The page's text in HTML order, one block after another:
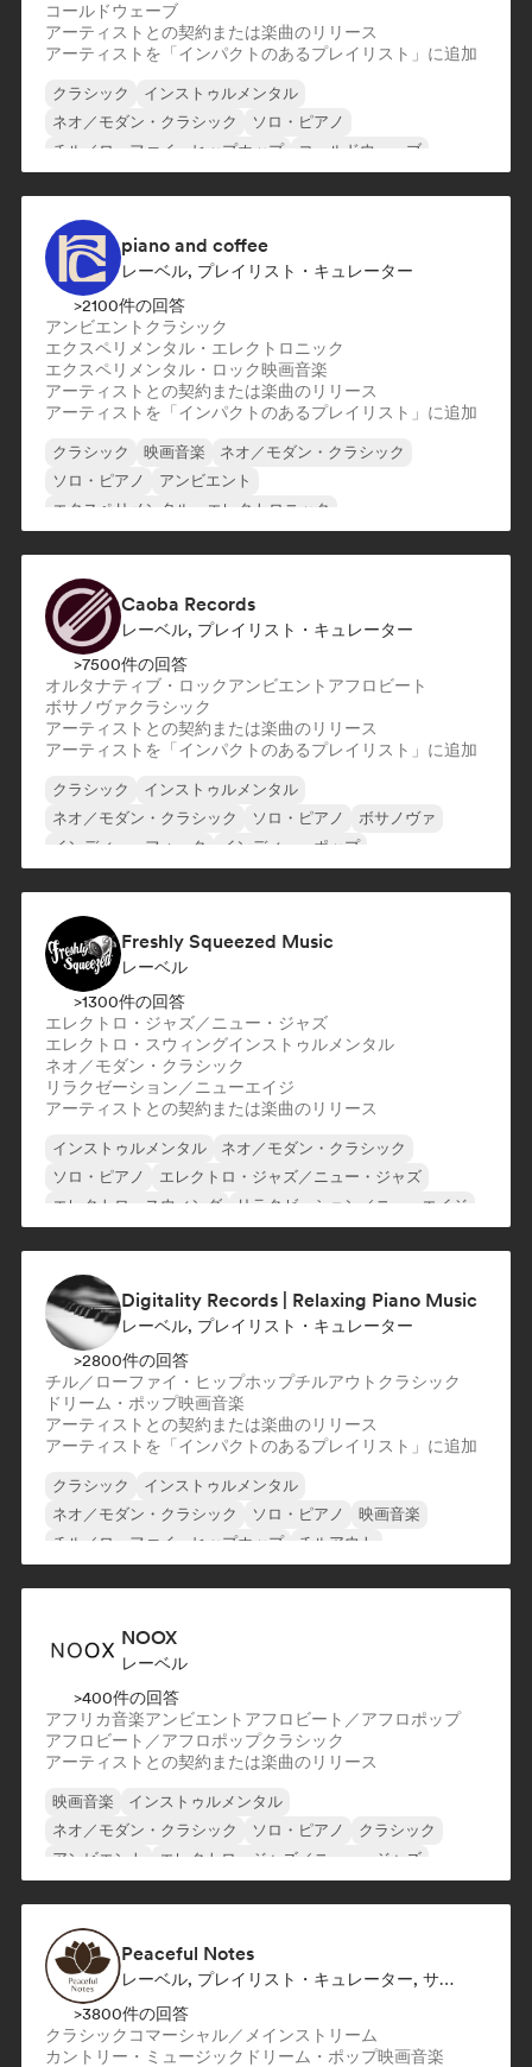
コールドウェーブ
アーティストとの契約または楽曲のリリース
アーティストを「インパクトのあるプレイリスト」に追加
クラシック
インストゥルメンタル
ネオ／モダン・クラシック
ソロ・ピアノ
チル／ローファイ・ヒップホップ
コールドウェーブ
piano and coffee
レーベル, プレイリスト・キュレーター
>2100件の回答
アンビエント クラシック
エクスペリメンタル・エレクトロニック
エクスペリメンタル・ロック映画音楽
アーティストとの契約または楽曲のリリース
アーティストを「インパクトのあるプレイリスト」に追加
クラシック 映画音楽
ネオ／モダン・クラシック
ソロ・ピアノ
アンビエント
エクスペリメンタル・エレクトロニック
Caoba Records
レーベル, プレイリスト・キュレーター
>7500件の回答
オルタナティブ・ロックアンビエント アフロビート
ボサノヴァクラシック
アーティストとの契約または楽曲のリリース
アーティストを「インパクトのあるプレイリスト」に追加
クラシック
インストゥルメンタル
ネオ／モダン・クラシック
ソロ・ピアノ
ボサノヴァ
インディー・フォーク
インディー・ポップ
Freshly Squeezed Music
レーベル
>1300件の回答
エレクトロ・ジャズ／ニュー・ジャズ
エレクトロ・スウィングインストゥルメンタル
ネオ／モダン・クラシック
リラクゼーション／ニューエイジ
アーティストとの契約または楽曲のリリース
インストゥルメンタル
ネオ／モダン・クラシック
ソロ・ピアノ
エレクトロ・ジャズ／ニュー・ジャズ
エレクトロ・スウィング
リラクゼーション／ニューエイジ
Digitality Records | Relaxing Piano Music
レーベル, プレイリスト・キュレーター
>2800件の回答
チル／ローファイ・ヒップホップチルアウト クラシック
ドリーム・ポップ映画音楽
アーティストとの契約または楽曲のリリース
アーティストを「インパクトのあるプレイリスト」に追加
クラシック
インストゥルメンタル
ネオ／モダン・クラシック
ソロ・ピアノ
映画音楽
チル／ローファイ・ヒップホップ
チルアウト
NOOX
レーベル
>400件の回答
アフリカ音楽アンビエント アフロビート／アフロポップ
アフロビート／アフロポップクラシック
アーティストとの契約または楽曲のリリース
映画音楽
インストゥルメンタル
ネオ／モダン・クラシック
ソロ・ピアノ
クラシック
アンビエント
エレクトロ・ジャズ／ニュー・ジャズ
Peaceful Notes
レーベル, プレイリスト・キュレーター, サウンドエキスパート
>3800件の回答
クラシック コマーシャル／メインストリーム
カントリー・ミュージック ドリーム・ポップ映画音楽